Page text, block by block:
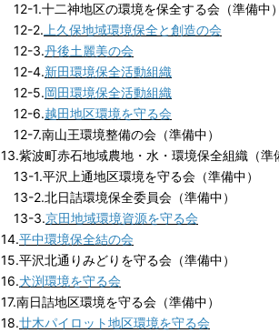
12-1.十二神地区の環境を保全する会（準備中）
12-2. 上久保地域環境保全と創造の会
12-3.丹後土麗美の会
12-4.新田環境保全活動組織
12-5.岡田環境保全活動組織
12-6.越田地区環境を守る会
12-7.南山王環境整備の会（準備中）
13.紫波町赤石地域農地・水・環境保全組織（準
13-1.平沢上通地区環境を守る会（準備中）
13-2.北日詰環境保全委員会（準備中）
13-3.京田地域環境資源を守る会
14.平中環境保全結の会
15.平沢北通りみどりを守る会（準備中）
16.犬渕環境を守る会
17.南日詰地区環境を守る会（準備中）
18.廿木パイロット地区環境を守る会